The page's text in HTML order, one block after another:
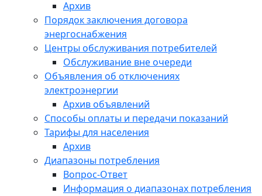
Архив
Порядок заключения договора
энергоснабжения
Центры обслуживания потребителей
Обслуживание вне очереди
Объявления об отключениях
электроэнергии
Архив объявлений
Способы оплаты и передачи показаний
Тарифы для населения
Архив
Диапазоны потребления
Вопрос-Ответ
Информация о диапазонах потребления